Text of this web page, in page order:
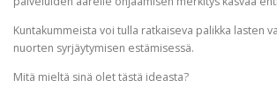
Kuntakummeista voi tulla ratkaiseva palikka lasten
nuorten syrjäytymisen estämisessä.
Mitä mieltä sinä olet tästä ideasta?